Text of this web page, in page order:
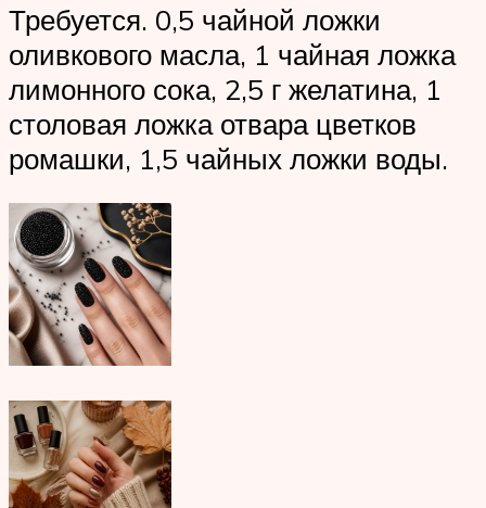
Требуется. 0,5 чайной ложки
оливкового масла, 1 чайная ложка
лимонного сока, 2,5 г желатина, 1
столовая ложка отвара цветков
ромашки, 1,5 чайных ложки воды.